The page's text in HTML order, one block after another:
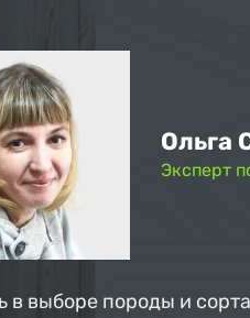
Ольга
Эксперт
в выборе породы и сорта